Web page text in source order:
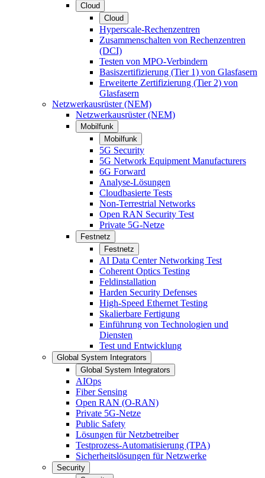
Cloud
Cloud
Hyperscale-Rechenzentren
Zusammenschalten von Rechenzentren
(DCI)
Testen von MPO-Verbindern
Basiszertifizierung (Tier 1) von Glasfasern
Erweiterte Zertifizierung (Tier 2) von
Glasfasern
Netzwerkausrüster (NEM)
Netzwerkausrüster (NEM)
Mobilfunk
Mobilfunk
5G Security
5G Network Equipment Manufacturers
6G Forward
Analyse-Lösungen
Cloudbasierte Tests
Non-Terrestrial Networks
Open RAN Security Test
Private 5G-Netze
Festnetz
Festnetz
AI Data Center Networking Test
Coherent Optics Testing
Feldinstallation
Harden Security Defenses
High-Speed Ethernet Testing
Skalierbare Fertigung
Einführung von Technologien und
Diensten
Test und Entwicklung
Global System Integrators
Global System Integrators
AIOps
Fiber Sensing
Open RAN (O-RAN)
Private 5G-Netze
Public Safety
Lösungen für Netzbetreiber
Testprozess-Automatisierung (TPA)
Sicherheitslösungen für Netzwerke
Security